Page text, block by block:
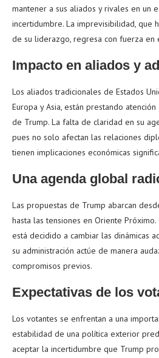
mantener a sus aliados y rivales en un
incertidumbre. La imprevisibilidad, que
de su liderazgo, regresa con fuerza en
Impacto en aliados y
Los aliados tradicionales de Estados
Europa y Asia, están prestando
de Trump. La falta de claridad en su
pues no solo afectan las relaciones
tienen implicaciones económicas
Una agenda global
Las propuestas de Trump abarcan
hasta las tensiones en Oriente
está decidido a cambiar las dinámicas
su administración actúe de manera
compromisos previos.
Expectativas de los
Los votantes se enfrentan a una
estabilidad de una política exterior
aceptar la incertidumbre que Trump